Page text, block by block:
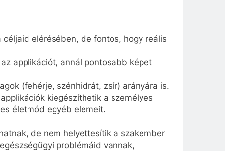
céljaid elérésében, de fontos, hogy reális
applikációt, annál pontosabb képet
(fehérje, szénhidrát, zsír) arányára is.
kiegészíthetik a személyes
életmód egyéb elemeit.
de nem helyettesítik a szakember
problémáid vannak,